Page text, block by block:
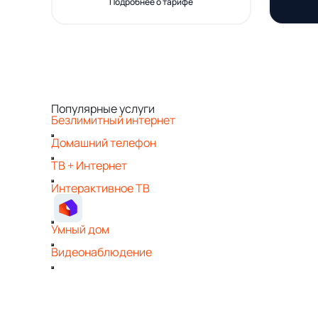
Популярные услуги
Безлимитный интернет
Домашний телефон
ТВ + Интернет
Интерактивное ТВ
Умный дом
Видеонаблюдение